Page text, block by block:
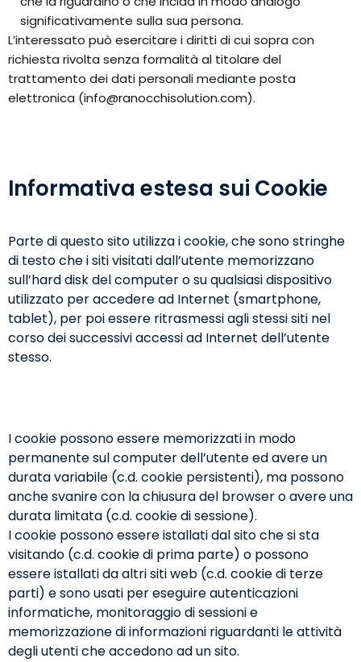
significativamente sulla sua persona.
L’interessato può esercitare i diritti di cui sopra con
richiesta rivolta senza formalità al titolare del
trattamento dei dati personali mediante posta
elettronica (info@ranocchisolution.com).
Informativa estesa sui Cookie
Parte di questo sito utilizza i cookie, che sono stringhe
di testo che i siti visitati dall’utente memorizzano
sull’hard disk del computer o su qualsiasi dispositivo
utilizzato per accedere ad Internet (smartphone,
tablet), per poi essere ritrasmessi agli stessi siti nel
corso dei successivi accessi ad Internet dell’utente
stesso.
I cookie possono essere memorizzati in modo
permanente sul computer dell’utente ed avere un
durata variabile (c.d. cookie persistenti), ma possono
anche svanire con la chiusura del browser o avere una
durata limitata (c.d. cookie di sessione).
I cookie possono essere istallati dal sito che si sta
visitando (c.d. cookie di prima parte) o possono
essere istallati da altri siti web (c.d. cookie di terze
parti) e sono usati per eseguire autenticazioni
informatiche, monitoraggio di sessioni e
memorizzazione di informazioni riguardanti le attività
degli utenti che accedono ad un sito.